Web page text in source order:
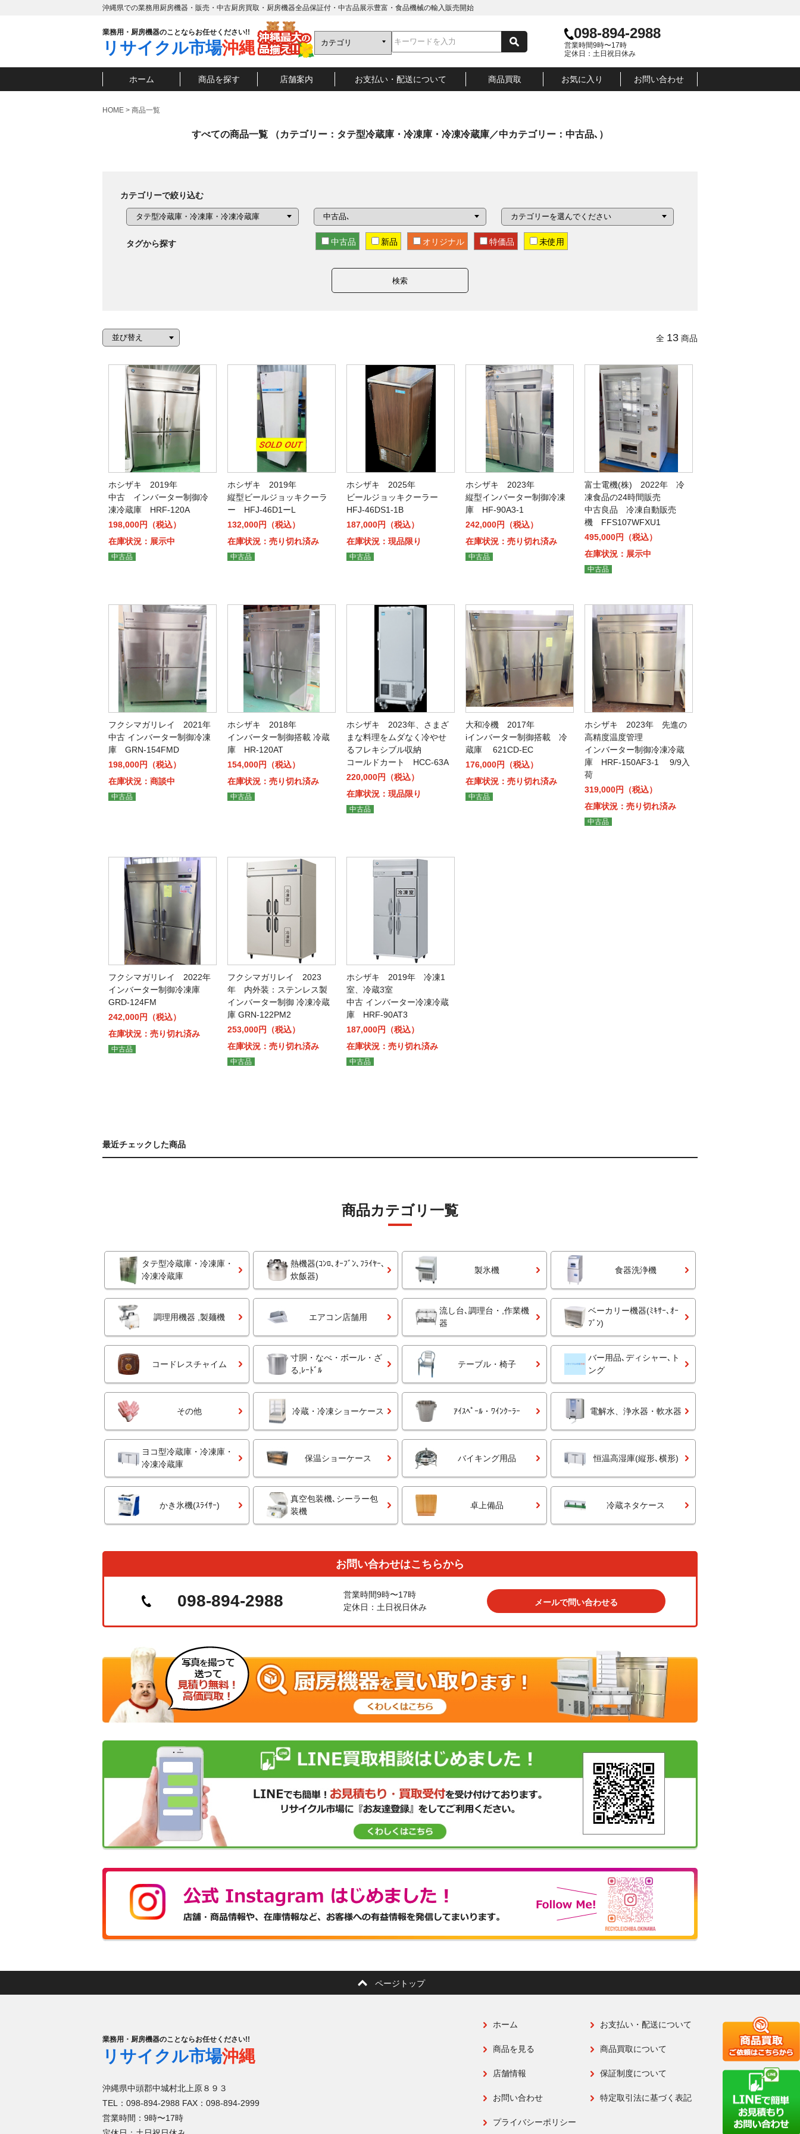
沖縄県での業務用厨房機器・販売・中古厨房買取・厨房機器全品保証付・中古品展示豊富・食品機械の輸入販売開始
業務用・厨房機器のことならお任せください!!
リサイクル市場沖縄
098-894-2988
営業時間9時〜17時
定休日：土日祝日休み
ホーム 商品を探す 店舗案内 お支払い・配送について 商品買取 お気に入り お問い合わせ
HOME > 商品一覧
すべての商品一覧 （カテゴリー：タテ型冷蔵庫・冷凍庫・冷凍冷蔵庫／中カテゴリー：中古品､）
カテゴリーで絞り込む
タグから探す 中古品 新品 オリジナル 特価品 未使用
検索
全 13 商品
ホシザキ 2019年
中古 インバーター制御冷
凍冷蔵庫 HRF-120A
198,000円（税込）
在庫状況：展示中
中古品
ホシザキ 2019年
縦型ビールジョッキクーラ
ー HFJ-46D1ーL
132,000円（税込）
在庫状況：売り切れ済み
中古品
ホシザキ 2025年
ビールジョッキクーラー
HFJ-46DS1-1B
187,000円（税込）
在庫状況：現品限り
中古品
ホシザキ 2023年
縦型インバーター制御冷凍
庫 HF-90A3-1
242,000円（税込）
在庫状況：売り切れ済み
中古品
富士電機(株) 2022年 冷
凍食品の24時間販売
中古良品 冷凍自動販売
機 FFS107WFXU1
495,000円（税込）
在庫状況：展示中
中古品
フクシマガリレイ 2021年
中古 インバーター制御冷凍
庫 GRN-154FMD
198,000円（税込）
在庫状況：商談中
中古品
ホシザキ 2018年
インバーター制御搭載 冷蔵
庫 HR-120AT
154,000円（税込）
在庫状況：売り切れ済み
中古品
ホシザキ 2023年、さまざ
まな料理をムダなく冷やせ
るフレキシブル収納
コールドカート HCC-63A
220,000円（税込）
在庫状況：現品限り
中古品
大和冷機 2017年
iインバーター制御搭載 冷
蔵庫 621CD-EC
176,000円（税込）
在庫状況：売り切れ済み
中古品
ホシザキ 2023年 先進の
高精度温度管理
インバーター制御冷凍冷蔵
庫 HRF-150AF3-1 9/9入
荷
319,000円（税込）
在庫状況：売り切れ済み
中古品
フクシマガリレイ 2022年
インバーター制御冷凍庫
GRD-124FM
242,000円（税込）
在庫状況：売り切れ済み
中古品
フクシマガリレイ 2023
年 内外装：ステンレス製
インバーター制御 冷凍冷蔵
庫 GRN-122PM2
253,000円（税込）
在庫状況：売り切れ済み
中古品
ホシザキ 2019年 冷凍1
室、冷蔵3室
中古 インバーター冷凍冷蔵
庫 HRF-90AT3
187,000円（税込）
在庫状況：売り切れ済み
中古品
最近チェックした商品
商品カテゴリ一覧
タテ型冷蔵庫・冷凍庫・
冷凍冷蔵庫
熱機器(ｺﾝﾛ､ｵｰﾌﾞﾝ､ﾌﾗｲﾔｰ､
炊飯器)
製氷機 食器洗浄機
調理用機器 ,製麺機 エアコン店舗用
流し台､調理台・,作業機
器
ベーカリー機器(ﾐｷｻｰ､ｵｰ
ﾌﾞﾝ)
コードレスチャイム
寸胴・なべ・ボール・ざ
る,ﾚｰﾄﾞﾙ
テーブル・椅子
バー用品､ディシャー､ト
ング
その他 冷蔵・冷凍ショーケース ｱｲｽﾍﾟｰﾙ・ﾜｲﾝｸｰﾗｰ 電解水、浄水器・軟水器
ヨコ型冷蔵庫・冷凍庫・
冷凍冷蔵庫
保温ショーケース バイキング用品 恒温高湿庫(縦形､横形)
かき氷機(ｽﾗｲｻｰ)
真空包装機､シーラー包
装機
卓上備品 冷蔵ネタケース
お問い合わせはこちらから
098-894-2988
営業時間9時〜17時
定休日：土日祝日休み
メールで問い合わせる
ページトップ
業務用・厨房機器のことならお任せください!!
リサイクル市場沖縄
沖縄県中頭郡中城村北上原８９３
TEL：098-894-2988 FAX：098-894-2999
営業時間：9時〜17時
ホーム
商品を見る
店舗情報
お問い合わせ
プライバシーポリシー
お支払い・配送について
商品買取について
保証制度について
特定取引法に基づく表記